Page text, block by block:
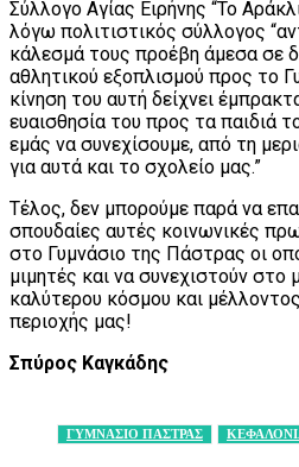
Σύλλογο Αγίας Ειρήνης “Το
λόγω πολιτιστικός σύλλογος
κάλεσμά τους προέβη άμεσα σε
αθλητικού εξοπλισμού προς το
κίνηση του αυτή δείχνει
ευαισθησία του προς τα παιδιά
εμάς να συνεχίσουμε, από τη
για αυτά και το σχολείο μας.”
Τέλος, δεν μπορούμε παρά να
σπουδαίες αυτές κοινωνικές
στο Γυμνάσιο της Πάστρας οι
μιμητές και να συνεχιστούν
καλύτερου κόσμου και
περιοχής μας!
Σπύρος Καγκάδης
ΓΥΜΝΑΣΙΟ ΠΑΣΤΡΑΣ